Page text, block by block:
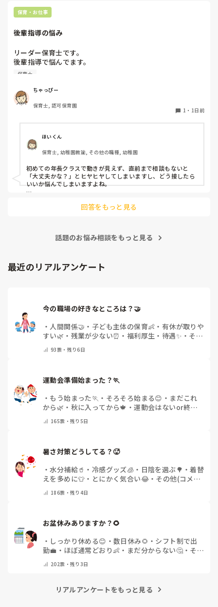
保育・お仕事
後輩指導の悩み
リーダー保育士です。
後輩指導で悩んでます。
初めて年長を持つ後輩がいますが
いで様子見てると直前になるまで何もアクションがなかった
り
他の職員に聞いてる様子もなくて
よほど自分に聞きづらいのか、聞く必要性さえ感じないの
か、もうよくわからないです。
対応にも悩みます。
保育士
ちゃっぴー
保育士, 認可保育園
1 ・ 1日前
ほいくん
保育士, 幼稚園教諭, その他の職種, 幼稚園
初めての年長クラスで動きが見えず、直前まで相談もないと
「大丈夫かな？」とヒヤヒヤしてしまいますし、どう接したら
いいか悩んでしまいますよね。
「こんなこと聞いたら迷惑かな」と抱え込んでいるケースがと
件、どこまで進んだ？」「困ってることない？」と具体的に声
「毎日夕方に5分だけ進捗確認の時間を取る」などルール化し
てしまうと、後輩も質問しやすくなりますよ。一人で抱え込ま
回答をもっと見る
話題のお悩み相談をもっと見る
最近のリアルアンケート
・ 人間関係🤝 ・ 子ども主体の保育👶 ・ 有休が取りや
すい🌿 ・ 残業が少ない⏰ ・ 福利厚生・待遇✨ ・ その
93票・ 残り6日
運動会準備始まった？🏃
・ もう始まった🏃 ・ そろそろ始まる😊 ・ まだこれ
から🌿 ・ 秋に入ってから🍁 ・運動会はないor終わ
165票・残り5日
暑さ対策どうしてる？🥵
・水分補給🥤 ・ 冷感グッズ🧊 ・ 日陰を選ぶ🌳 ・着替
えを多めに👕 ・ とにかく気合い😂・ その他(コメン
186票・残り4日
お盆休みありますか？🌻
・ しっかり休める😊 ・ 数日休み🌻 ・ シフト制で出
勤💼 ・ ほぼ通常どおり👶 ・ まだ分からない🤔・ その
202票・残り3日
リアルアンケートをもっと見る